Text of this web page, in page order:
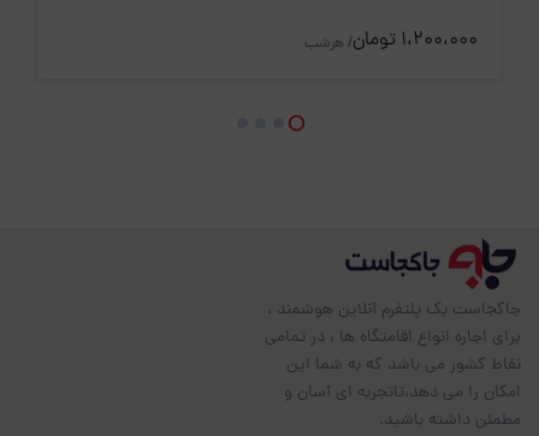
1،200،000 تومان / هرشب
جاکجاست یک پلتفرم آنلاین هوشمند ،
برای اجاره انواع اقامتگاه ها ، در تمامی
نقاط کشور می باشد که به شما این
امکان را می دهد،تاتجربه ای آسان و
مطمئن داشته باشید.